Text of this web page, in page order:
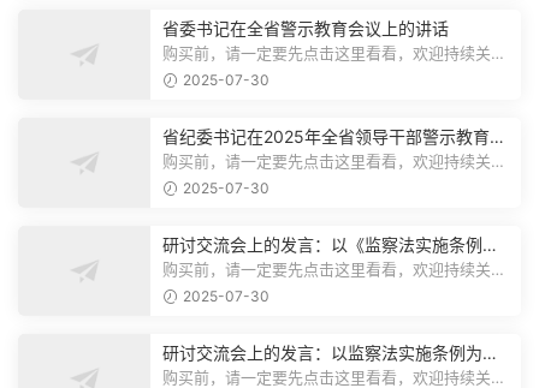
省委书记在全省警示教育会议上的讲话
购买前，请一定要先点击这里看看，欢迎持续关
注，精彩模板每天推送预览结束，本文...
2025-07-30
省纪委书记在2025年全省领导干部警示教育会
上的讲话.1
购买前，请一定要先点击这里看看，欢迎持续关
注，精彩模板每天推送预览结束，本文...
2025-07-30
研讨交流会上的发言：以《监察法实施条例》
为纲,推动巡察工作高质量发展
购买前，请一定要先点击这里看看，欢迎持续关
注，精彩模板每天推送预览结束，本文...
2025-07-30
研讨交流会上的发言：以监察法实施条例为纲
推动巡察工作高质量发展
购买前，请一定要先点击这里看看，欢迎持续关